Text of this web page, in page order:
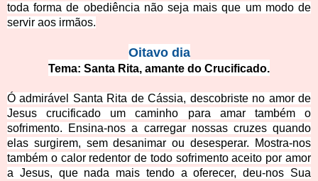
toda forma de obediência não seja mais que um modo de
servir aos irmãos.
Oitavo dia
Tema: Santa Rita, amante do Crucificado.
Ó admirável Santa Rita de Cássia, descobriste no amor de
Jesus crucificado um caminho para amar também o
sofrimento. Ensina-nos a carregar nossas cruzes quando
elas surgirem, sem desanimar ou desesperar. Mostra-nos
também o calor redentor de todo sofrimento aceito por amor
a Jesus, que nada mais tendo a oferecer, deu-nos Sua